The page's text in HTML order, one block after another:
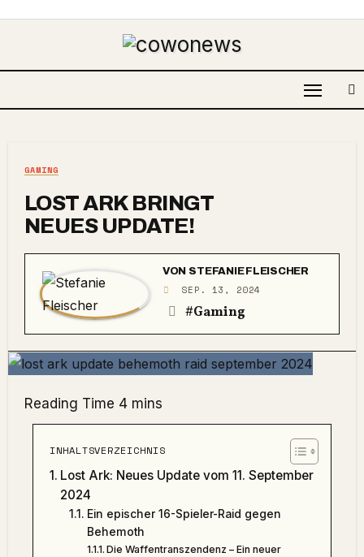
GAMING
LOST ARK BRINGT
NEUES UPDATE!
VON STEFANIE FLEISCHER
SEP. 13, 2024
#Gaming
INHALTSVERZEICHNIS
Lost Ark: Neues Update vom 11. September
2024
Ein epischer 16-Spieler-Raid gegen
Behemoth
Die Waffentranszendenz – Ein neuer